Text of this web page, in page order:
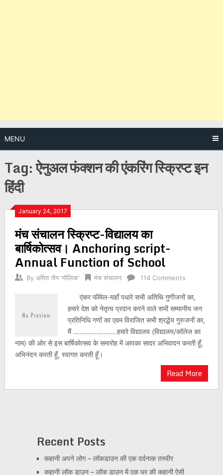
MENU
Tag:ऐनुअल फंक्शन की एंकरिंग स्क्रिप्ट इन
हिंदी
January 24, 2017
मंच संचालन स्क्रिप्ट-विद्यालय का
बार्षिकोत्सव। Anchoring script-
Annual Function of School
By अमित जैन 'मौलिक' मंच संचालन 114 Comments
एंकर फीमेल-यहाँ पधारे सभी अतिथि गुणीजनों का,
हमारे देश को नेतृत्व प्रदान करने वाले सभी सम्मानीय जन
प्रतिनिधि गणों का एवम विराजित सभी श्रद्धेय गुरुजनों का,
मैं ………………….हमारे विद्यालय (विद्यालय/कॉलेज का
नाम) की ओर से इस बार्षिकोत्सव के समारोह में आपका सादर अभिवादन करती हूँ,
अभिनंदन करती हूँ, स्वागत करती हूँ।
Read More
Posts
navigation
Recent Posts
कहानी अपने लोग – लॉकडाउन की एक दर्दनाक तस्वीर
कहानी लॉक डाउन – लॉक डाउन में एक घर की कहानी ऐसी